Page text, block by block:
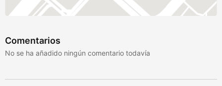
Comentarios
No se ha añadido ningún comentario todavía